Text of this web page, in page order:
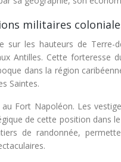
militaires
sur les hauteurs de Terre-
Antilles. Cette forteresse
dans la région
Saintes.
Fort Napoléon. Les
de cette position dans
de randonnée,